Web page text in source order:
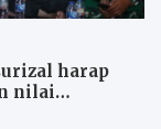
harap
nilai